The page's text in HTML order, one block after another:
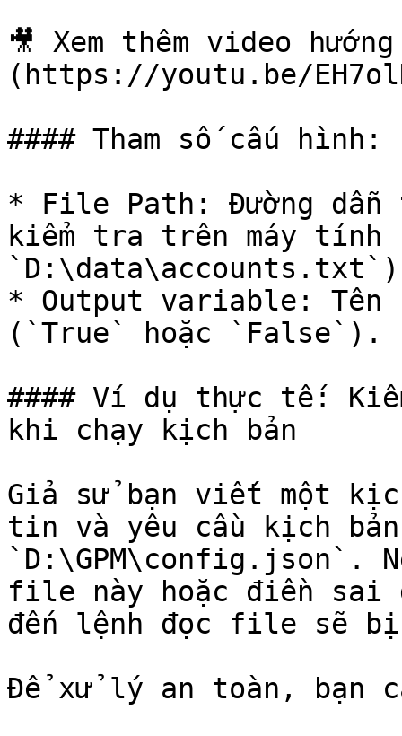
🎥 Xem thêm video
(https://youtu.be/
#### Tham số cấu hình:
* File Path: Đường
kiểm tra trên máy tính
* Output variable:
(`True` hoặc `False`).
#### Ví dụ thực tế:
khi chạy kịch bản
Giả sử bạn viết một
tin và yêu cầu kịch
`D:\GPM\config.json`.
file này hoặc điền sai
đến lệnh đọc file sẽ
Để xử lý an toàn, bạn